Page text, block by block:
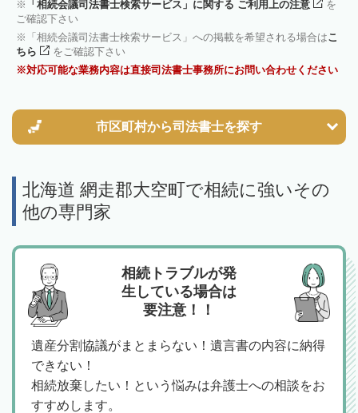
「相続会議司法書士検索サービス」に関する ご利用上の注意
を
ご確認下さい
「相続会議司法書士検索サービス」への掲載を希望される場合はこ
ちら
をご確認下さい
対応可能な業務内容は直接司法書士事務所にお問い合わせください
市区町村から司法書士を探す
北海道 網走郡大空町で相続に強いその
他の専門家
相続トラブルが発
生している場合は
要注意！！
遺産分割協議がまとまらない！遺言書の内容に納得
できない！
相続放棄したい！という悩みは弁護士への相談をお
すすめします。